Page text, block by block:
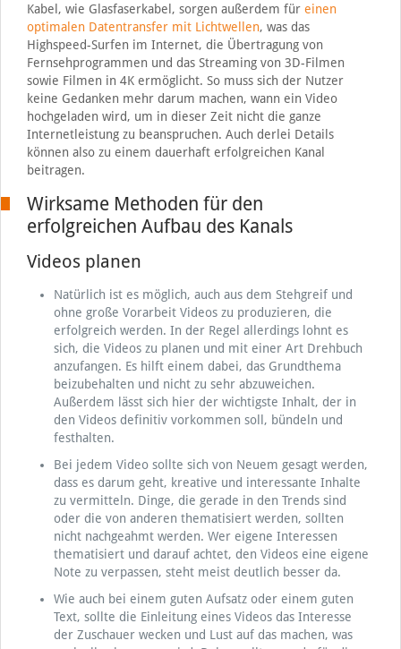
Kabel, wie Glasfaserkabel, sorgen außerdem für einen
optimalen Datentransfer mit Lichtwellen, was das
Highspeed-Surfen im Internet, die Übertragung von
Fernsehprogrammen und das Streaming von 3D-Filmen
sowie Filmen in 4K ermöglicht. So muss sich der Nutzer
keine Gedanken mehr darum machen, wann ein Video
hochgeladen wird, um in dieser Zeit nicht die ganze
Internetleistung zu beanspruchen. Auch derlei Details
können also zu einem dauerhaft erfolgreichen Kanal
beitragen.
Wirksame Methoden für den
erfolgreichen Aufbau des Kanals
Videos planen
Natürlich ist es möglich, auch aus dem Stehgreif und
ohne große Vorarbeit Videos zu produzieren, die
erfolgreich werden. In der Regel allerdings lohnt es
sich, die Videos zu planen und mit einer Art Drehbuch
anzufangen. Es hilft einem dabei, das Grundthema
beizubehalten und nicht zu sehr abzuweichen.
Außerdem lässt sich hier der wichtigste Inhalt, der in
den Videos definitiv vorkommen soll, bündeln und
festhalten.
Bei jedem Video sollte sich von Neuem gesagt werden,
dass es darum geht, kreative und interessante Inhalte
zu vermitteln. Dinge, die gerade in den Trends sind
oder die von anderen thematisiert werden, sollten
nicht nachgeahmt werden. Wer eigene Interessen
thematisiert und darauf achtet, den Videos eine eigene
Note zu verpassen, steht meist deutlich besser da.
Wie auch bei einem guten Aufsatz oder einem guten
Text, sollte die Einleitung eines Videos das Interesse
der Zuschauer wecken und Lust auf das machen, was